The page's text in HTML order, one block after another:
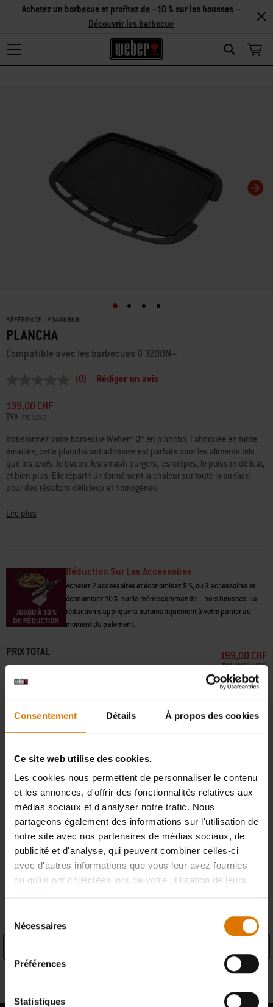
Consentement Détails À propos des cookies
Ce site web utilise des cookies.
Les cookies nous permettent de personnaliser le contenu
et les annonces, d'offrir des fonctionnalités relatives aux
médias sociaux et d'analyser notre trafic. Nous
partageons également des informations sur l'utilisation de
notre site avec nos partenaires de médias sociaux, de
publicité et d'analyse, qui peuvent combiner celles-ci
avec d'autres informations que vous leur avez fournies
ou qu'ils ont collectées lors de votre utilisation de leurs
Nécessaires
Préférences
Statistiques
Search
Achetez un barbecue et profitez de –10 % sur les housses –
Découvrir les barbecue
RÉFÉRENCE : # 3400868
PLANCHA
Compatible avec les barbecues Q 3200N+
de
notation
Lien
sur
la
même
page.
(0) Rédiger un avis
199,00 CHF
TVA incluse
Transformez votre barbecue Weber® Q® en plancha. Fabriquée en fonte
émaillée, cette plancha antiadhésive est parfaite pour les aliments tels
que les œufs, le bacon, les smash burgers, les crêpes, le poisson délicat,
et bien plus. Elle répartit uniformément la chaleur sur toute la surface
pour des résultats délicieux et homogènes.
• Compatible avec les barbecues à gaz Q 3200N+ (non compatible avec
• Surface antiadhésive idéale pour une grande variété d’aliments
Lire plus
Réduction Sur Les Accessoires
Achetez 2 accessoires et économisez 5 %, ou 3 accessoires et
économisez 10 %, sur la même commande – hors housses. La
réduction s'appliquera automatiquement à votre panier au
moment du paiement.
PRIX TOTAL 199,00 CHF
TVA INCLUSE
Informations sur la sécurité des produits
Retours gratuits (restrictions applicables)
trouver un détaillant
SPECIFICATIONS